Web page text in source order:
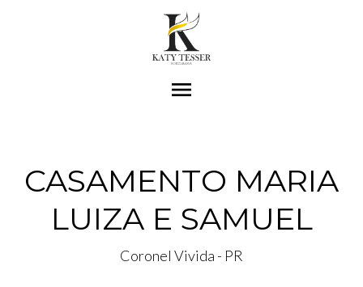
menu
CASAMENTO MARIA
LUIZA E SAMUEL
Coronel Vivida - PR